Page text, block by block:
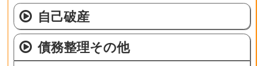
自己破産
債務整理その他